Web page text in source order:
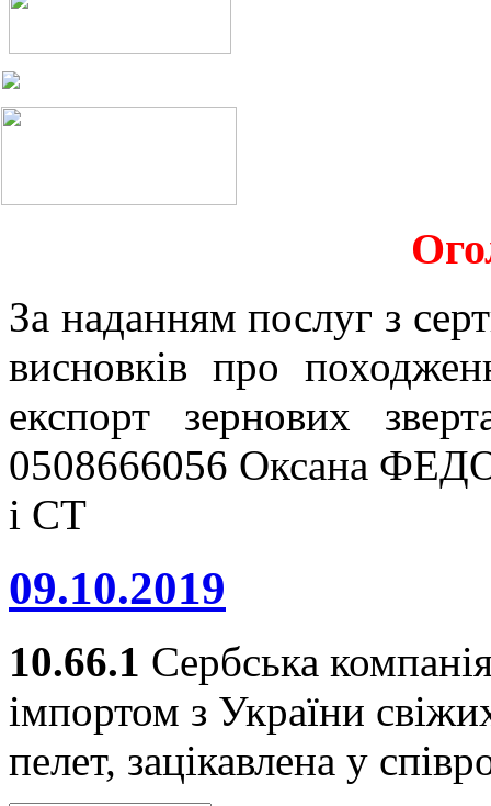
За наданням послуг з
висновків про
експорт зернових
0508666056 Оксана
і СТ
09.10.2019
10.66.1 Сербська
імпортом з України
пелет, зацікавлена у